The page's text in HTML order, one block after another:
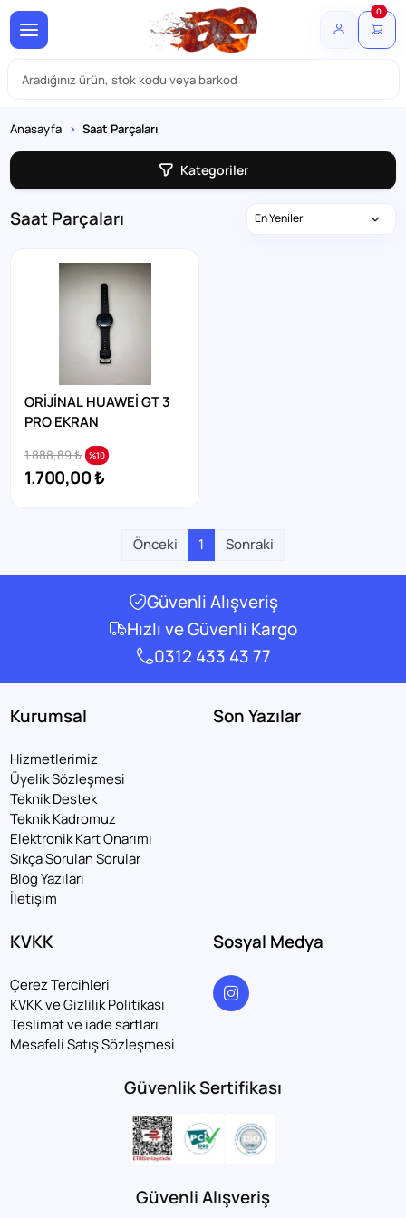
0
Anasayfa Saat Parçaları
Kategoriler
Saat Parçaları
ORİJİNAL HUAWEİ GT 3
PRO EKRAN
1.888,89 ₺ %10
1.700,00 ₺
Önceki 1 Sonraki
Güvenli Alışveriş
Hızlı ve Güvenli Kargo
0312 433 43 77
Kurumsal
Hizmetlerimiz
Üyelik Sözleşmesi
Teknik Destek
Teknik Kadromuz
Elektronik Kart Onarımı
Sıkça Sorulan Sorular
Blog Yazıları
İletişim
Son Yazılar
KVKK
Çerez Tercihleri
KVKK ve Gizlilik Politikası
Teslimat ve iade sartları
Mesafeli Satış Sözleşmesi
Sosyal Medya
Güvenlik Sertifikası
Güvenli Alışveriş